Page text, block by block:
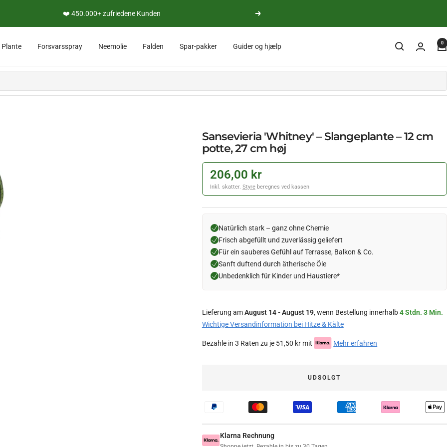
❤️ 450.000+ zufriedene Kunden
yderligere
Plante Forsvarsspray Neemolie Falden Spar-pakker Guider og hjælp 0
Sansevieria 'Whitney' – Slangeplante – 12 cm
potte, 27 cm høj
206,00 kr
Inkl. skatter. Styreberegnes ved kassen
Natürlich stark – ganz ohne Chemie
Frisch abgefüllt und zuverlässig geliefert
Für ein sauberes Gefühl auf Terrasse, Balkon & Co.
Sanft duftend durch ätherische Öle
Unbedenklich für Kinder und Haustiere*
Lieferung amAugust 14 - August 19, wenn Bestellung innerhalb4 Stdn. 3 Min.
Wichtige Versandinformation bei Hitze & Kälte
Bezahle in 3 Raten zu je 51,50 kr mit Mehr erfahren
UDSOLGT
Klarna Rechnung